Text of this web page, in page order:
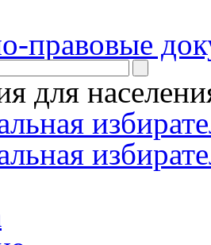
правовые
для